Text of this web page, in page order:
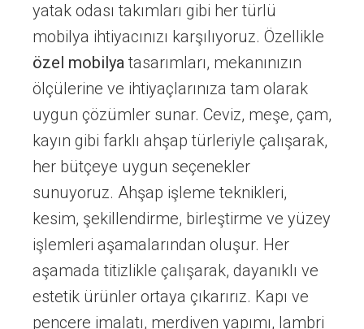
yatak odası takımları gibi her türlü
mobilya ihtiyacınızı karşılıyoruz. Özellikle
özel mobilya tasarımları, mekanınızın
ölçülerine ve ihtiyaçlarınıza tam olarak
uygun çözümler sunar. Ceviz, meşe, çam,
kayın gibi farklı ahşap türleriyle çalışarak,
her bütçeye uygun seçenekler
sunuyoruz. Ahşap işleme teknikleri,
kesim, şekillendirme, birleştirme ve yüzey
işlemleri aşamalarından oluşur. Her
aşamada titizlikle çalışarak, dayanıklı ve
estetik ürünler ortaya çıkarırız. Kapı ve
pencere imalatı, merdiven yapımı, lambri